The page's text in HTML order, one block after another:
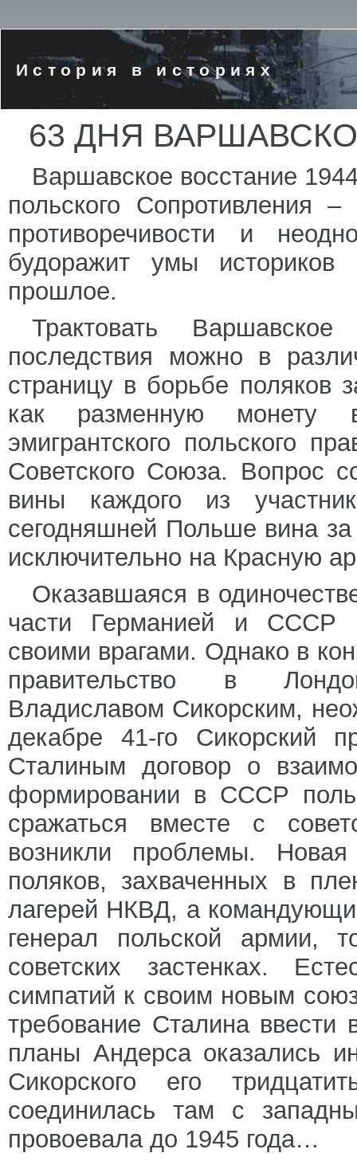
История в историях
63 ДНЯ
Варшавское восстание
польского Сопротивления
противоречивости и
будоражит умы
прошлое.
Трактовать
последствия можно в
страницу в борьбе поляков
как разменную монету
эмигрантского польского
Советского Союза. Вопрос
вины каждого из
сегодняшней Польше вина за
исключительно на Красную
Оказавшаяся в
части Германией и СССР
своими врагами. Однако в
правительство в
Владиславом Сикорским,
декабре 41-го Сикорский
Сталиным договор о
формировании в СССР
сражаться вместе с
возникли проблемы.
поляков, захваченных в
лагерей НКВД, а
генерал польской армии,
советских застенках.
симпатий к своим новым
требование Сталина ввести
планы Андерса оказались
Сикорского его
соединилась там с
провоевала до 1945 года…